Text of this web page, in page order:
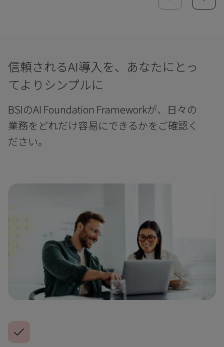
信頼されるAI導入を、あなたにとっ
てよりシンプルに
BSIのAI Foundation Frameworkが、日々の
業務をどれだけ容易にできるかをご確認く
ださい。